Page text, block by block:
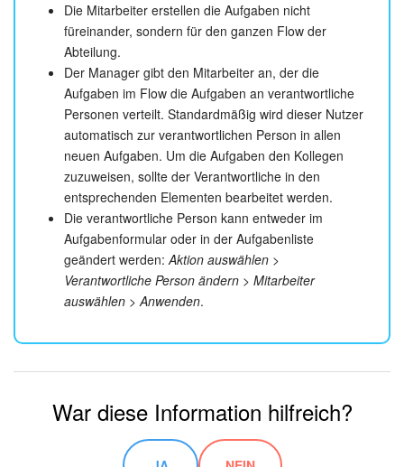
Die Mitarbeiter erstellen die Aufgaben nicht
füreinander, sondern für den ganzen Flow der
Abteilung.
Der Manager gibt den Mitarbeiter an, der die
Aufgaben im Flow die Aufgaben an verantwortliche
Personen verteilt. Standardmäßig wird dieser Nutzer
automatisch zur verantwortlichen Person in allen
neuen Aufgaben. Um die Aufgaben den Kollegen
zuzuweisen, sollte der Verantwortliche in den
entsprechenden Elementen bearbeitet werden.
Die verantwortliche Person kann entweder im
Aufgabenformular oder in der Aufgabenliste
geändert werden:Aktion auswählen >
Verantwortliche Person ändern > Mitarbeiter
auswählen > Anwenden.
War diese Information hilfreich?